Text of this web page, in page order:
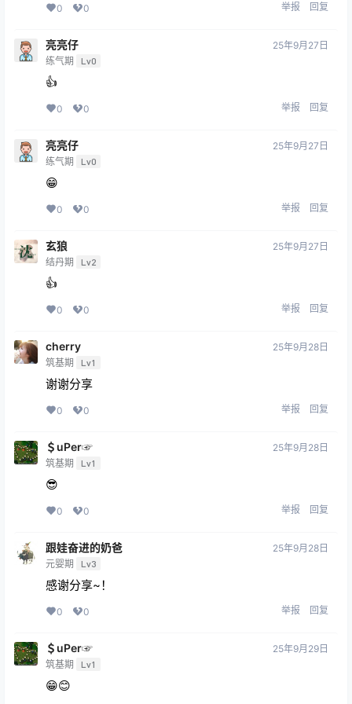
0 0 举报 回复
亮亮仔
练气期 Lv0
25年9月27日
👍
0 0 举报 回复
亮亮仔
练气期 Lv0
25年9月27日
😁
0 0 举报 回复
玄狼
结丹期 Lv2
25年9月27日
👍
0 0 举报 回复
cherry
筑基期 Lv1
25年9月28日
谢谢分享
0 0 举报 回复
＄uΡer☞
筑基期 Lv1
25年9月28日
😎
0 0 举报 回复
跟娃奋进的奶爸
元婴期 Lv3
25年9月28日
感谢分享~！
0 0 举报 回复
＄uΡer☞
筑基期 Lv1
25年9月29日
😁😊